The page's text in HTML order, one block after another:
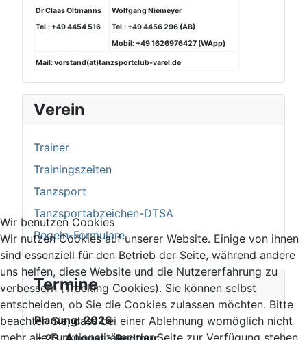
Dr Claas Oltmanns
Tel.: +49 4454 516
Wolfgang Niemeyer
Tel.: +49 4456 296 (AB)
Mobil: +49 1626976427 (WApp)
Mail: vorstand(at)tanzsportclub-varel.de
Verein
Trainer
Trainingszeiten
Tanzsport
Tanzsportabzeichen-DTSA
Regeln-Formulare
Termine
Planung: 2026
Wir benutzen Cookies
Wir nutzen Cookies auf unserer Website. Einige von ihnen
sind essenziell für den Betrieb der Seite, während andere
uns helfen, diese Website und die Nutzererfahrung zu
verbessern (Tracking Cookies). Sie können selbst
entscheiden, ob Sie die Cookies zulassen möchten. Bitte
beachten Sie, dass bei einer Ablehnung womöglich nicht
mehr alle Funktionalitäten der Seite zur Verfügung stehen.